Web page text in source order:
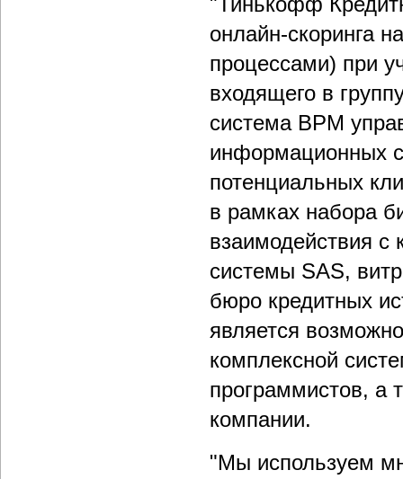
онлайн-скоринга
процессами) при
входящего в
система BPM
информационных
потенциальных
в рамках набора
взаимодействия с
системы SAS,
бюро кредитных
является
комплексной
программистов, а
компании.
"Мы используем